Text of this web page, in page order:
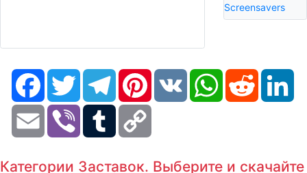
Screensavers
FacebookTwitter TelegramPinterestVK WhatsAppReddit
Email Viber Tumblr
Категории Заставок. Выберите и скачайте